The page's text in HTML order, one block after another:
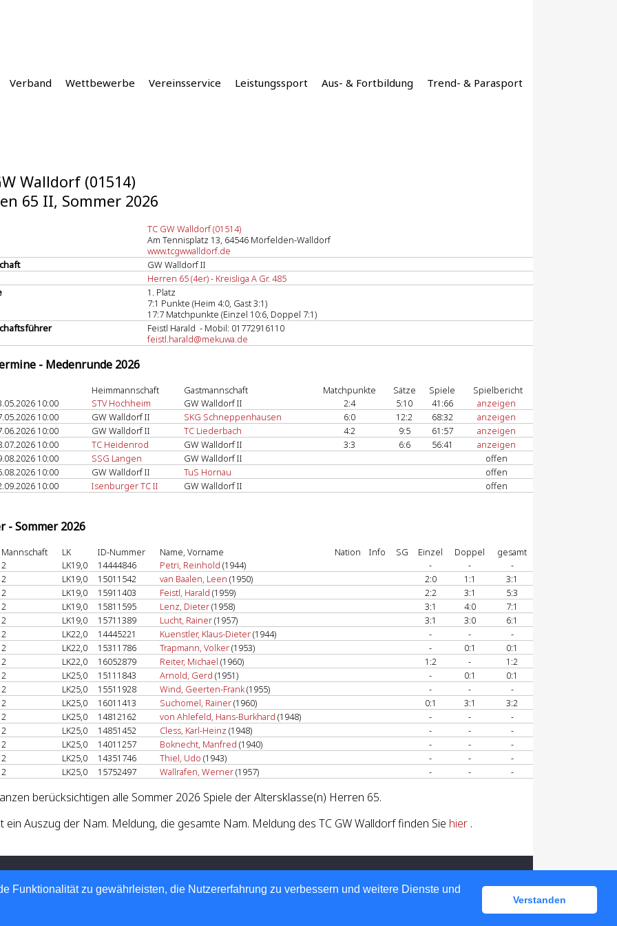
Funktionalität zu gewährleisten, die Nutzererfahrung zu verbessern und weitere Dienste und
Verstanden
Verband Wettbewerbe Vereinsservice Leistungssport Aus- & Fortbildung Trend- & Parasport
Walldorf (01514)
65 II, Sommer 2026
TC GW Walldorf (01514)
Am Tennisplatz 13, 64546 Mörfelden-Walldorf
www.tcgwwalldorf.de
GW Walldorf II
Herren 65 (4er) - Kreisliga A Gr. 485
1. Platz
7:1 Punkte (Heim 4:0, Gast 3:1)
17:7 Matchpunkte (Einzel 10:6, Doppel 7:1)
Feistl Harald - Mobil: 01772916110
feistl.harald@mekuwa.de
- Medenrunde 2026
Heimmannschaft Gastmannschaft Matchpunkte Sätze Spiele
Spielbericht
10:00
STV Hochheim GW Walldorf II 2:4 5:10 41:66
anzeigen
10:00
GW Walldorf II SKG Schneppenhausen 6:0 12:2 68:32
anzeigen
10:00
GW Walldorf II TC Liederbach 4:2 9:5 61:57
anzeigen
10:00
TC Heidenrod GW Walldorf II 3:3 6:6 56:41
anzeigen
10:00
SSG Langen GW Walldorf II
offen
10:00
GW Walldorf II TuS Hornau
offen
10:00
Isenburger TC II GW Walldorf II offen
- Sommer 2026
Mannschaft LK ID-Nummer Name, Vorname Nation Info SG Einzel Doppel
gesamt
2
LK19,0 14444846 Petri, Reinhold (1944) - -
-
2
LK19,0 15011542 van Baalen, Leen (1950) 2:0 1:1
3:1
2
LK19,0 15911403 Feistl, Harald (1959) 2:2 3:1
5:3
2
LK19,0 15811595 Lenz, Dieter(1958) 3:1 4:0
7:1
2
LK19,0 15711389 Lucht, Rainer(1957) 3:1 3:0
6:1
2
LK22,0 14445221 Kuenstler, Klaus-Dieter(1944) - -
-
2
LK22,0 15311786 Trapmann, Volker(1953) - 0:1
0:1
2
LK22,0 16052879 Reiter, Michael (1960) 1:2 -
1:2
2
LK25,0 15111843 Arnold, Gerd (1951) - 0:1
0:1
2
LK25,0 15511928 Wind, Geerten-Frank(1955) - -
-
2
LK25,0 16011413 Suchomel, Rainer(1960) 0:1 3:1
3:2
2
LK25,0 14812162 von Ahlefeld, Hans-Burkhard (1948) - -
-
2
LK25,0 14851452 Cless, Karl-Heinz (1948) - -
-
2
LK25,0 14011257 Boknecht, Manfred (1940) - -
-
2
LK25,0 14351746 Thiel, Udo (1943) - -
-
2
LK25,0 15752497 Wallrafen, Werner(1957) - - -
berücksichtigen alle Sommer 2026 Spiele der Altersklasse(n) Herren 65.
ein Auszug der Nam. Meldung, die gesamte Nam. Meldung des TC GW Walldorf finden Sie hier .
Automatisierte internetgestützte Netzwerklösungen